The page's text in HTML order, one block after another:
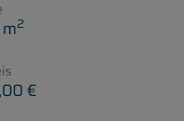
2
€